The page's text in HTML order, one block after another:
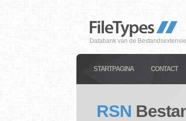
Databank van de
STARTPAGINA CONTACT
RSN